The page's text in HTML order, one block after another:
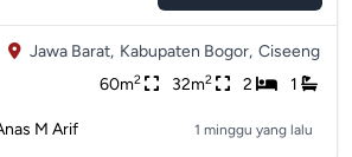
Jawa Barat, Kabupaten Bogor, Ciseeng
60m2 32m2 2 1
M Arif 1 minggu yang lalu